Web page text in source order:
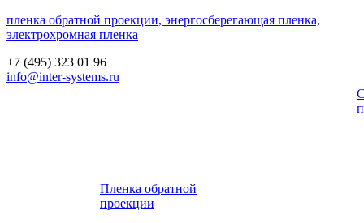
пленка обратной проекции, энергосберегающая пленка,
электрохромная пленка
+7 (495) 323 01 96
info@inter-systems.ru
Пленка обратной
проекции